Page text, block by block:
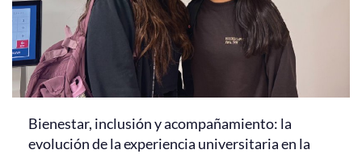
Bienestar, inclusión y acompañamiento: la
evolución de la experiencia universitaria en la